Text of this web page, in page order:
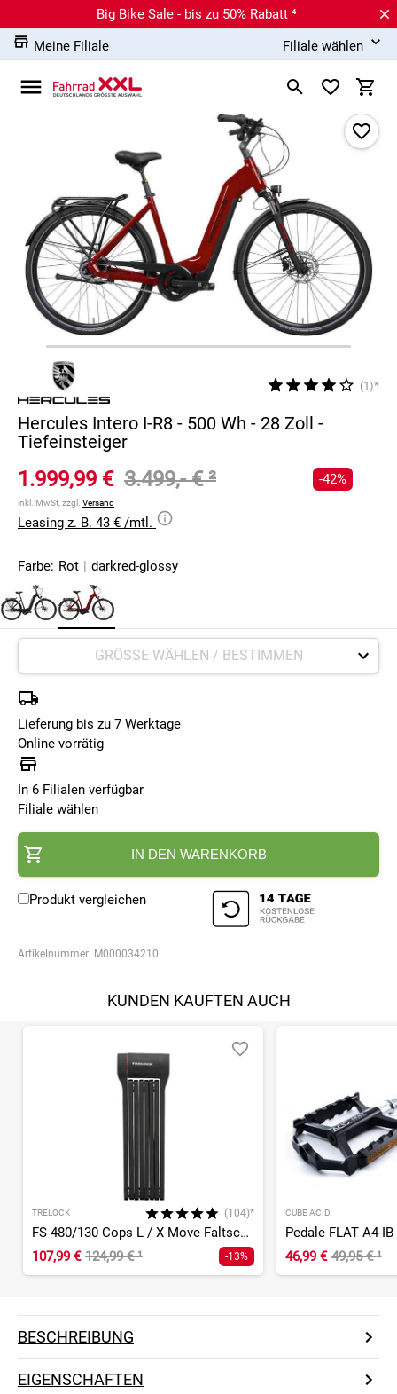
Big Bike Sale - bis zu 50% Rabatt ⁴
Meine Filiale
Filiale wählen
(1)*
Hercules Intero I-R8 - 500 Wh - 28 Zoll -
Tiefeinsteiger
1.999,99 € 3.499,- €²
inkl. MwSt, zzgl. Versand
-42%
Leasing z. B. 43 € /mtl.
Farbe: Rot | darkred-glossy
Lieferung bis zu 7 Werktage
Online vorrätig
In 6 Filialen verfügbar
Filiale wählen
IN DEN WARENKORB
Produkt vergleichen
Artikelnummer: M000034210
KUNDEN KAUFTEN AUCH
TRELOCK (104)*
FS 480/130 Cops L / X-Move Faltschloss
107,99 € 124,99 €¹ -13%
CUBE ACID
Pedale FLAT A4-
46,99 € 49,95 €¹
BESCHREIBUNG
EIGENSCHAFTEN